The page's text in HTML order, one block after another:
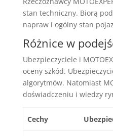
stan techniczny. Biorą
napraw i ogólny stan
Różnice w
Ubezpieczyciele i
oceny szkód.
algorytmów. Natomiast
doświadczeniu i wiedzy
Cechy